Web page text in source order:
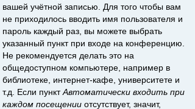
вашей учётной записью. Для того чтобы вам
не приходилось вводить имя пользователя и
пароль каждый раз, вы можете выбрать
указанный пункт при входе на конференцию.
Не рекомендуется делать это на
общедоступном компьютере, например в
библиотеке, интернет-кафе, университете и
т.д. Если пунктАвтоматически входить при
каждом посещении отсутствует, значит,